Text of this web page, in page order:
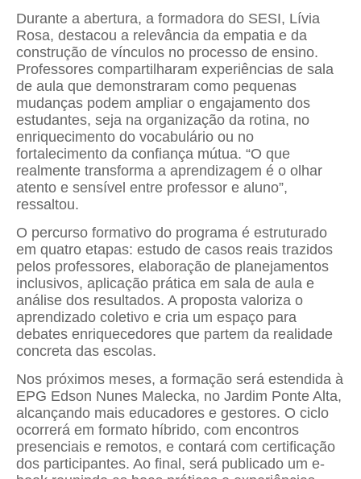
Durante a abertura, a formadora do SESI, Lívia
Rosa, destacou a relevância da empatia e da
construção de vínculos no processo de ensino.
Professores compartilharam experiências de sala
de aula que demonstraram como pequenas
mudanças podem ampliar o engajamento dos
estudantes, seja na organização da rotina, no
enriquecimento do vocabulário ou no
fortalecimento da confiança mútua. “O que
realmente transforma a aprendizagem é o olhar
atento e sensível entre professor e aluno”,
ressaltou.
O percurso formativo do programa é estruturado
em quatro etapas: estudo de casos reais trazidos
pelos professores, elaboração de planejamentos
inclusivos, aplicação prática em sala de aula e
análise dos resultados. A proposta valoriza o
aprendizado coletivo e cria um espaço para
debates enriquecedores que partem da realidade
concreta das escolas.
Nos próximos meses, a formação será estendida à
EPG Edson Nunes Malecka, no Jardim Ponte Alta,
alcançando mais educadores e gestores. O ciclo
ocorrerá em formato híbrido, com encontros
presenciais e remotos, e contará com certificação
dos participantes. Ao final, será publicado um e-